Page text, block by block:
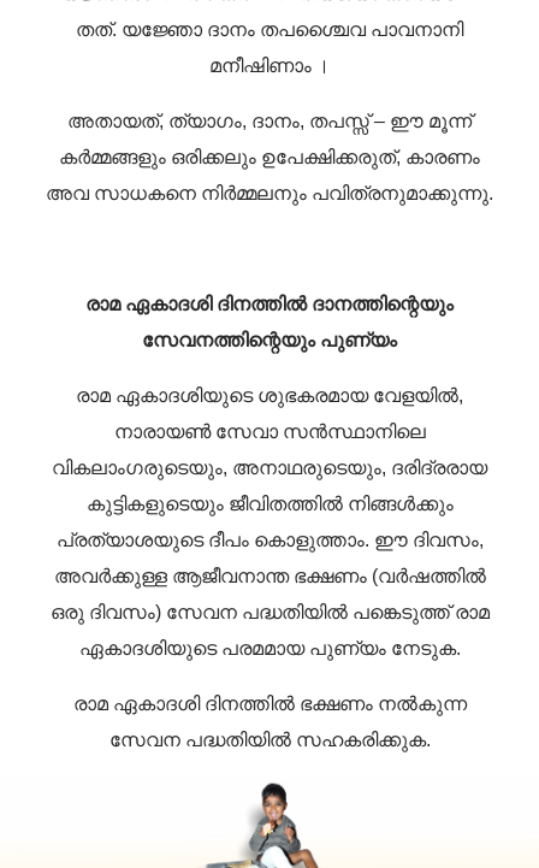
തത്. യജ്ഞോ ദാനം തപശ്ചൈവ പാവനാനി
മനീഷിണാം ।
അതായത്, ത്യാഗം, ദാനം, തപസ്സ് – ഈ മൂന്ന്
കർമ്മങ്ങളും ഒരിക്കലും ഉപേക്ഷിക്കരുത്, കാരണം
അവ സാധകനെ നിർമ്മലനും പവിത്രനുമാക്കുന്നു.
രാമ ഏകാദശി ദിനത്തിൽ ദാനത്തിന്റെയും
സേവനത്തിന്റെയും പുണ്യം
രാമ ഏകാദശിയുടെ ശുഭകരമായ വേളയിൽ,
നാരായൺ സേവാ സൻസ്ഥാനിലെ
വികലാംഗരുടെയും, അനാഥരുടെയും, ദരിദ്രരായ
കുട്ടികളുടെയും ജീവിതത്തിൽ നിങ്ങൾക്കും
പ്രത്യാശയുടെ ദീപം കൊളുത്താം. ഈ ദിവസം,
അവർക്കുള്ള ആജീവനാന്ത ഭക്ഷണം (വർഷത്തിൽ
ഒരു ദിവസം) സേവന പദ്ധതിയിൽ പങ്കെടുത്ത് രാമ
ഏകാദശിയുടെ പരമമായ പുണ്യം നേടുക.
രാമ ഏകാദശി ദിനത്തിൽ ഭക്ഷണം നൽകുന്ന
സേവന പദ്ധതിയിൽ സഹകരിക്കുക.